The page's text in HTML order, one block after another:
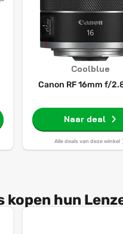
Coolblue
Canon RF 16mm f/
Naar deal
Alle deals van deze winkel
kopen hun